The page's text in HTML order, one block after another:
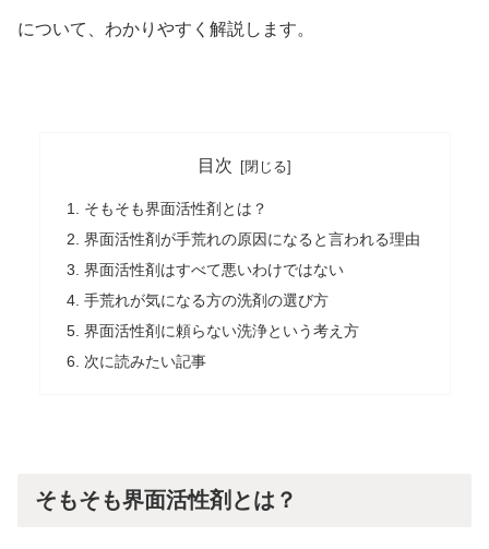
について、わかりやすく解説します。
目次
そもそも界面活性剤とは？
界面活性剤が手荒れの原因になると言われる理由
界面活性剤はすべて悪いわけではない
手荒れが気になる方の洗剤の選び方
界面活性剤に頼らない洗浄という考え方
次に読みたい記事
そもそも界面活性剤とは？